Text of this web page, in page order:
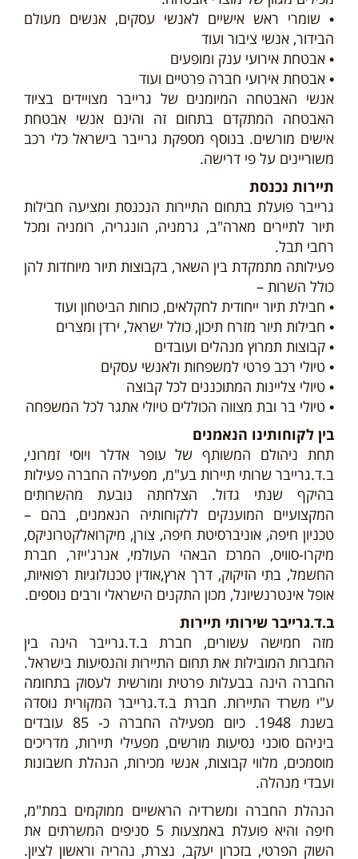
• שומרי ראש אישיים לאנשי עסקים, אנשים מעולם
הבידור, אנשי ציבור ועוד
• אבטחת אירועי ענק ומופעים
• אבטחת אירועי חברה פרטיים ועוד
אנשי האבטחה המיומנים של גרייבר מצויידים בציוד
האבטחה המתקדם בתחום זה והינם אנשי אבטחת
אישים מורשים. בנוסף מספקת גרייבר בישראל כלי רכב
משוריינים על פי דרישה.
תיירות נכנסת
גרייבר פועלת בתחום התיירות הנכנסת ומציעה חבילות
תיור לתיירים מארה"ב, גרמניה, הונגריה, רומניה ומכל
רחבי תבל.
פעילותה מתמקדת בין השאר, בקבוצות תיור מיוחדות להן
כולל השרות –
• חבילת תיור ייחודית לחקלאים, כוחות הביטחון ועוד
• חבילות תיור מזרח תיכון, כולל ישראל, ירדן ומצרים
• קבוצות תמרוץ מנהלים ועובדים
• טיולי רכב פרטי למשפחות ולאנשי עסקים
• טיולי צליינות המתוכננים לכל קבוצה
• טיולי בר ובת מצווה הכוללים טיולי אתגר לכל המשפחה
בין לקוחותינו הנאמנים
תחת ניהולם המשותף של עופר אדלר ויוסי זמרוני,
ב.ד.גרייבר שרותי תיירות בע"מ, מפעילה החברה פעילות
בהיקף שנתי גדול. הצלחתה נובעת מהשרותים
המקצועיים המוענקים ללקוחותיה הנאמנים, בהם –
טכניון חיפה, אוניברסיטת חיפה, צורן, מיקרואלקטרוניקס,
מיקרו-סוויס, המרכז הבאהי העולמי, אנרג'ייזר, חברת
החשמל, בתי הזיקוק, דרך ארץ,אודין טכנולוגיות רפואיות,
אופל אינטרנשיונל, מכון התקנים הישראלי ורבים נוספים.
ב.ד.גרייבר שירותי תיירות
מזה חמישה עשורים, חברת ב.ד.גרייבר הינה בין
החברות המובילות את תחום התיירות והנסיעות בישראל.
החברה הינה בבעלות פרטית ומורשית לעסוק בתחומה
ע"י משרד התיירות. חברת ב.ד.גרייבר המקורית נוסדה
בשנת 1948. כיום מפעילה החברה כ- 85 עובדים
ביניהם סוכני נסיעות מורשים, מפעילי תיירות, מדריכים
מוסמכים, מלווי קבוצות, אנשי מכירות, הנהלת חשבונות
ועבדי מנהלה.
הנהלת החברה ומשרדיה הראשיים ממוקמים במת"מ,
חיפה והיא פועלת באמצעות 5 סניפים המשרתים את
השוק הפרטי, בזכרון יעקב, נצרת, נהריה וראשון לציון.